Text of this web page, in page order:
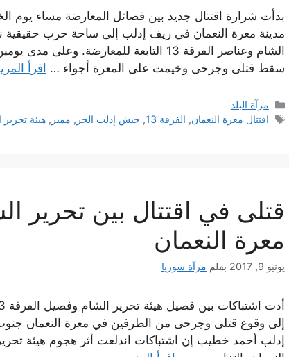
مدينة معرة النعمان في ريف إدلب إلى ساحة حرب حقيقية
الشام وعناصر الفرقة 13 التابعة للمعارضة.
سقط قتلى وجرحى وخيمت على المعرة أجواء …
اقرأ
التصنيفات
مرآة البلد
الوسوم
اقتتال معرة النعمان, الفرقة 13 , جيش إدلب الحر , مميز ,هيئة تحرير
معرة النعمان
يونيو 9, 2017 بقلم مرآة سوريا
إلى وقوع قتلى وجرحى من الطرفين في معرة النعمان